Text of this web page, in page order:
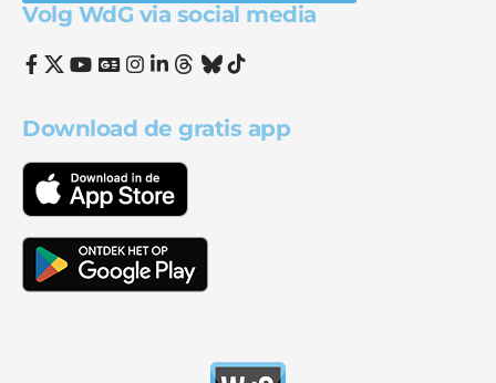
Volg WdG via social media
Download de gratis app